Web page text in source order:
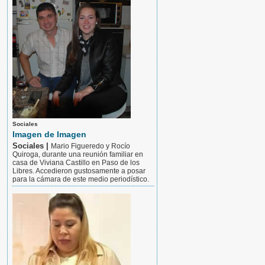
Sociales
Imagen de Imagen
Sociales |
Mario Figueredo y Rocío
Quiroga, durante una reunión familiar en
casa de Viviana Castillo en Paso de los
Libres. Accedieron gustosamente a posar
para la cámara de este medio periodístico.